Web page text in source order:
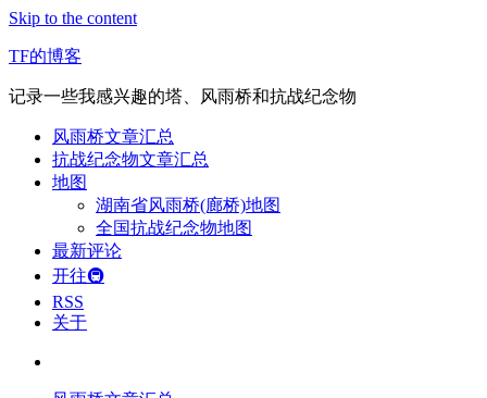
Skip to the content
TF的博客
记录一些我感兴趣的塔、风雨桥和抗战纪念物
风雨桥文章汇总
抗战纪念物文章汇总
地图
湖南省风雨桥(廊桥)地图
全国抗战纪念物地图
最新评论
开往🚇
RSS
关于